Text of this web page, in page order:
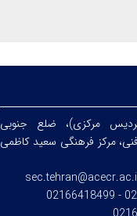
مرکزی)، ضلع جنوبی
مرکز فرهنگی سعید کاظمی